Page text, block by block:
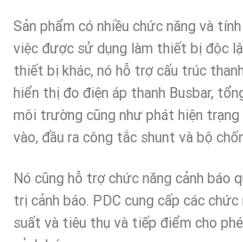
Sản phẩm có nhiều chức năng và
việc được sử dụng làm thiết bị độc
thiết bị khác, nó hỗ trợ cấu trúc
hiển thị đo điện áp thanh Busbar,
môi trường cũng như phát hiện
vào, đầu ra công tắc shunt và bộ
Nó cũng hỗ trợ chức năng cảnh báo
trị cảnh báo. PDC cung cấp các
suất và tiêu thụ và tiếp điểm cho